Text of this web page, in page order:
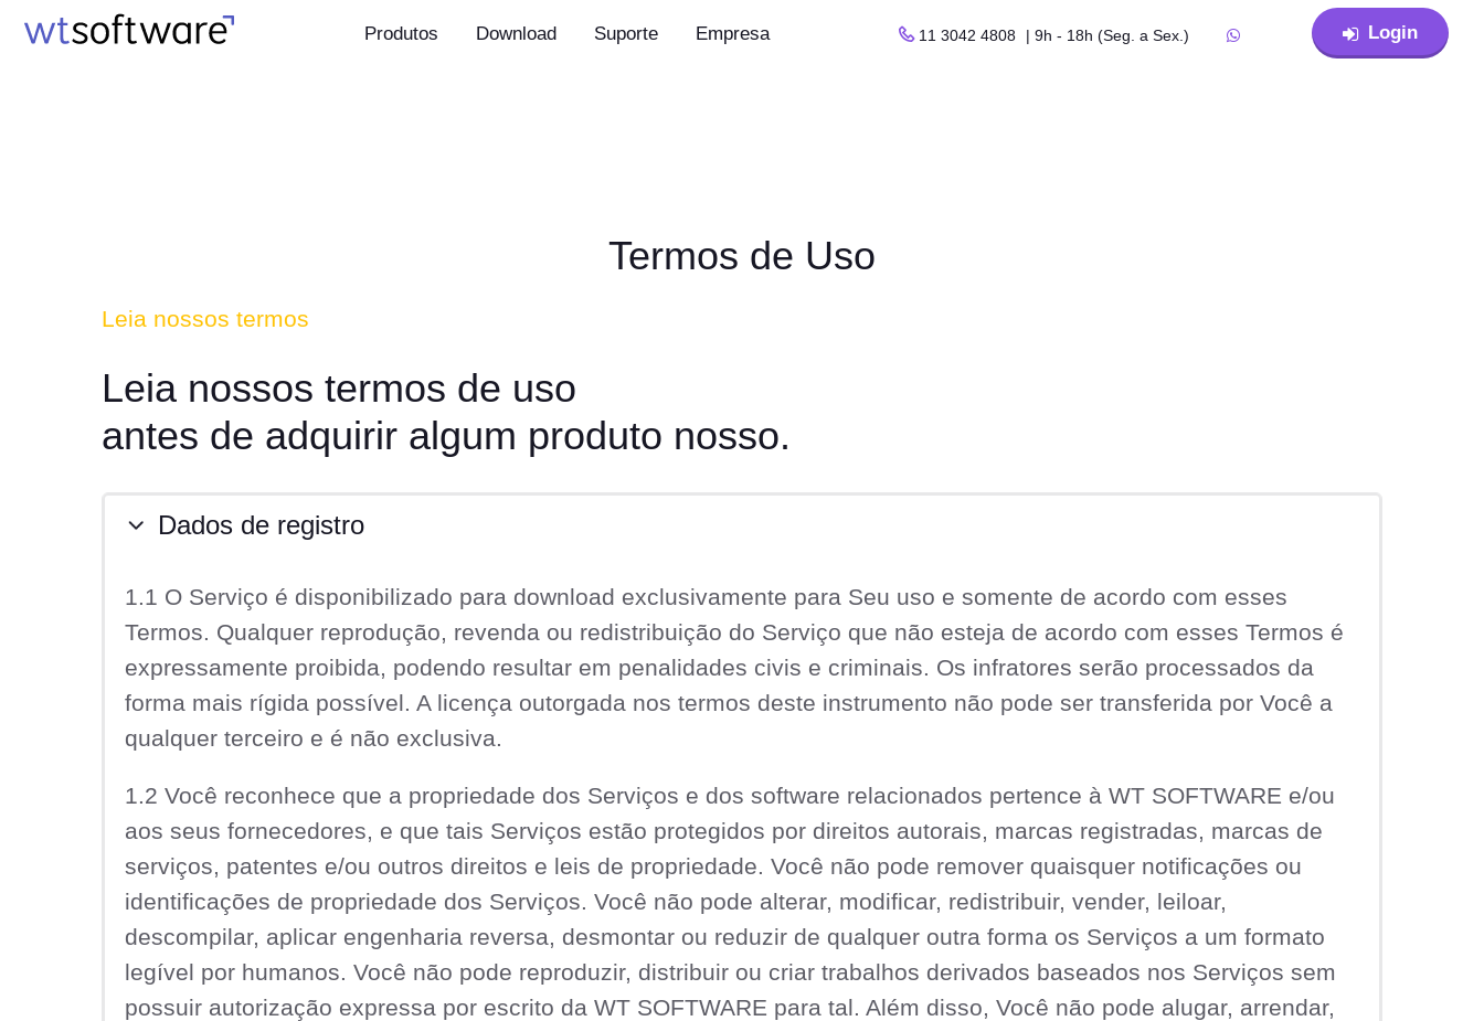
Produtos Download Suporte Empresa 11 3042 4808 | 9h - 18h (Seg. a Sex.) Login
Termos de Uso
Leia nossos termos
Leia nossos termos de uso
antes de adquirir algum produto nosso.
Dados de registro
1.1 O Serviço é disponibilizado para download exclusivamente para Seu uso e somente de acordo com esses
Termos. Qualquer reprodução, revenda ou redistribuição do Serviço que não esteja de acordo com esses Termos é
expressamente proibida, podendo resultar em penalidades civis e criminais. Os infratores serão processados da
forma mais rígida possível. A licença outorgada nos termos deste instrumento não pode ser transferida por Você a
qualquer terceiro e é não exclusiva.
1.2 Você reconhece que a propriedade dos Serviços e dos software relacionados pertence à WT SOFTWARE e/ou
aos seus fornecedores, e que tais Serviços estão protegidos por direitos autorais, marcas registradas, marcas de
serviços, patentes e/ou outros direitos e leis de propriedade. Você não pode remover quaisquer notificações ou
identificações de propriedade dos Serviços. Você não pode alterar, modificar, redistribuir, vender, leiloar,
descompilar, aplicar engenharia reversa, desmontar ou reduzir de qualquer outra forma os Serviços a um formato
legível por humanos. Você não pode reproduzir, distribuir ou criar trabalhos derivados baseados nos Serviços sem
possuir autorização expressa por escrito da WT SOFTWARE para tal. Além disso, Você não pode alugar, arrendar,